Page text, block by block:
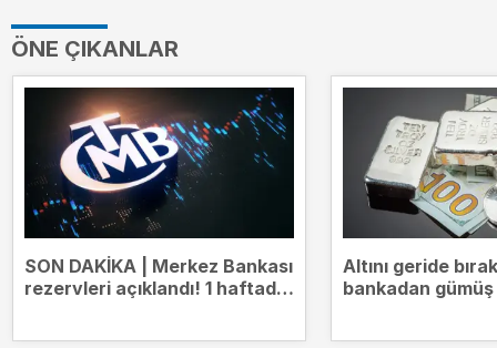
ÖNE ÇIKANLAR
SON DAKİKA | Merkez Bankası
rezervleri açıklandı! 1 haftada
Altını geride
bankadan gümüş